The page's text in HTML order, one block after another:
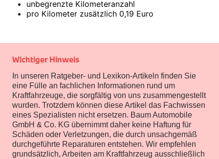
Exterieur
Interieur
Winterkompletträder
Räderzubehör
Reifen
Sicherheit
BMW Motorrad
Zubehör
Collection
Navigation & Kommunikation
Performance
Zubehör
•
unbegrenzte Kilometeranzahl
•
pro Kilometer zusätzlich 0,19 Euro
Wichtiger Hinweis
In unseren Ratgeber- und Lexikon-Artikeln finden Sie
eine Fülle an fachlichen Informationen rund um
Kraftfahrzeuge, die sorgfältig von uns zusammengestellt
wurden. Trotzdem können diese Artikel das Fachwissen
eines Spezialisten nicht ersetzen. Baum Automobile
GmbH & Co. KG übernimmt daher keine Haftung für
Schäden oder Verletzungen, die durch unsachgemäß
durchgeführte Reparaturen entstehen. Wir empfehlen
grundsätzlich, Arbeiten am Kraftfahrzeug ausschließlich